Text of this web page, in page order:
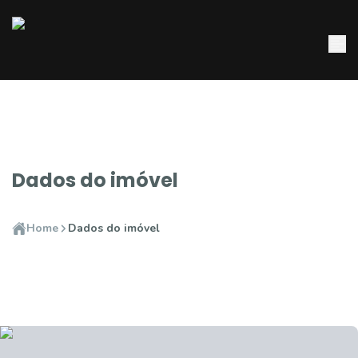
Dados do imóvel
Home Dados do imóvel